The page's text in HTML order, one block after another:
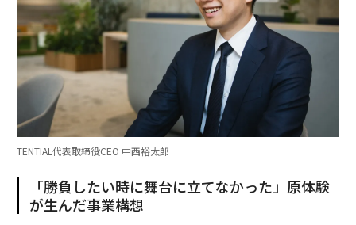
TENTIAL代表取締役CEO 中西裕太郎
「勝負したい時に舞台に立てなかった」原体験
が生んだ事業構想